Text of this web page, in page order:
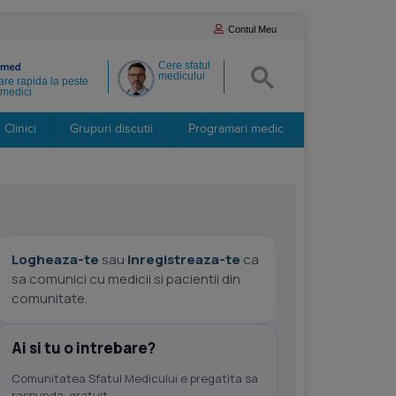
Contul Meu
Cere sfatul
medicului
rapida la peste
Clinici Grupuri discutii Programari medic
Logheaza-te sau inregistreaza-te ca
sa comunici cu medicii si pacientii din
comunitate.
Ai si tu o intrebare?
Comunitatea Sfatul Medicului e pregatita sa